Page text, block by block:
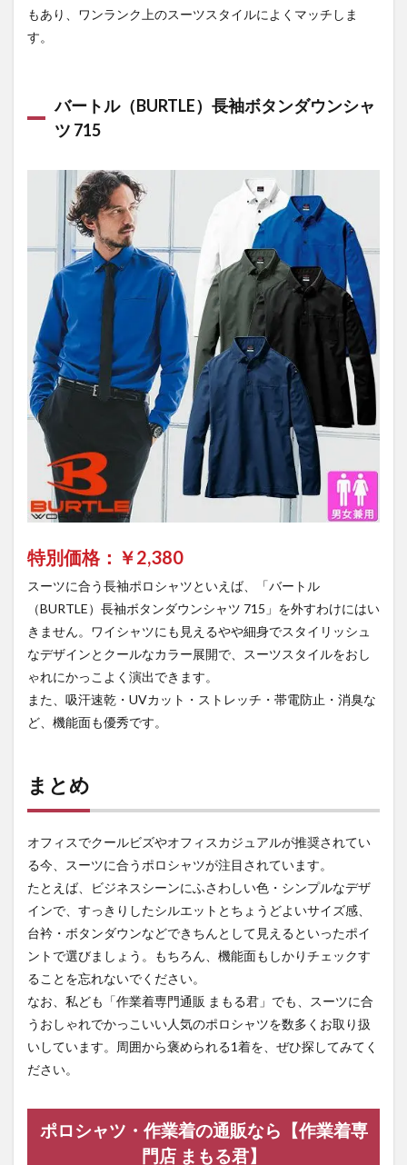
もあり、ワンランク上のスーツスタイルによくマッチしま
す。
バートル（BURTLE）長袖ボタンダウンシャ
ツ 715
特別価格：￥2,380
スーツに合う長袖ポロシャツといえば、「バートル
（BURTLE）長袖ボタンダウンシャツ 715」を外すわけにはい
きません。ワイシャツにも見えるやや細身でスタイリッシュ
なデザインとクールなカラー展開で、スーツスタイルをおし
ゃれにかっこよく演出できます。
また、吸汗速乾・UVカット・ストレッチ・帯電防止・消臭な
ど、機能面も優秀です。
まとめ
オフィスでクールビズやオフィスカジュアルが推奨されてい
る今、スーツに合うポロシャツが注目されています。
たとえば、ビジネスシーンにふさわしい色・シンプルなデザ
インで、すっきりしたシルエットとちょうどよいサイズ感、
台衿・ボタンダウンなどできちんとして見えるといったポイ
ントで選びましょう。もちろん、機能面もしかりチェックす
ることを忘れないでください。
なお、私ども「作業着専門通販 まもる君」でも、スーツに合
うおしゃれでかっこいい人気のポロシャツを数多くお取り扱
いしています。周囲から褒められる1着を、ぜひ探してみてく
ださい。
ポロシャツ・作業着の通販なら【作業着専
門店 まもる君】